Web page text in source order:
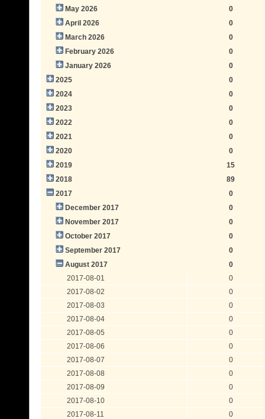
May 2026
0
April 2026
0
March 2026
0
February 2026
0
January 2026
0
2025
0
2024
0
2023
0
2022
0
2021
0
2020
0
2019
15
2018
89
2017
0
December 2017
0
November 2017
0
October 2017
0
September 2017
0
August 2017
0
2017-08-01
0
2017-08-02
0
2017-08-03
0
2017-08-04
0
2017-08-05
0
2017-08-06
0
2017-08-07
0
2017-08-08
0
2017-08-09
0
2017-08-10
0
2017-08-11
0